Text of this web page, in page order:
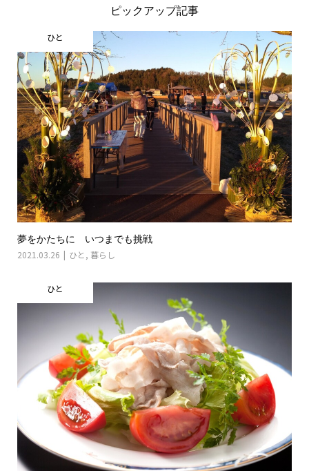
ピックアップ記事
ひと
夢をかたちに いつまでも挑戦
2021.03.26 ひと , 暮らし
ひと